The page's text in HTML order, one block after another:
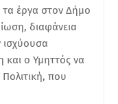
έργα στον Δήμο
διαφάνεια
ισχύουσα
ο Υμηττός να
που